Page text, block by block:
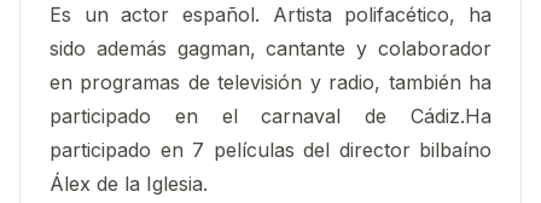
Es un actor español. Artista polifacético, ha
sido además gagman, cantante y colaborador
en programas de televisión y radio, también ha
participado en el carnaval de Cádiz.​Ha
participado en 7 películas del director bilbaíno
Álex de la Iglesia.